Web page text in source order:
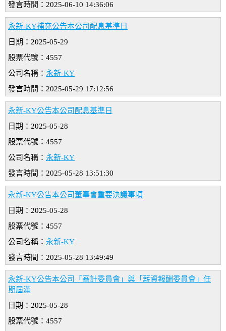
發言時間：2025-06-10 14:36:06
永新-KY補充公告本公司配息基準日
日期：2025-05-29
股票代號：4557
公司名稱： 永新-KY
發言時間：2025-05-29 17:12:56
永新-KY公告本公司配息基準日
日期：2025-05-28
股票代號：4557
公司名稱： 永新-KY
發言時間：2025-05-28 13:51:30
永新-KY公告本公司董事會重要決議事項
日期：2025-05-28
股票代號：4557
公司名稱： 永新-KY
發言時間：2025-05-28 13:49:49
永新-KY公告本公司「審計委員會」與「薪資報酬委員會」任
期屆滿
日期：2025-05-28
股票代號：4557